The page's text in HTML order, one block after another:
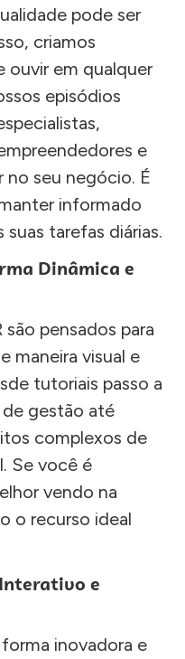
pode ser
criamos
ouvir em qualquer
episódios
e
no seu negócio. É
informado
tarefas diárias.
Dinâmica e
pensados para
maneira visual e
tutoriais passo a
de gestão até
complexos de
Se você é
vendo na
o recurso ideal
e
inovadora e